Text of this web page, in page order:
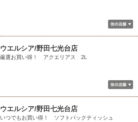
ウエルシア/野田七光台店
厳選お買い得！ アクエリアス 2L
ウエルシア/野田七光台店
いつでもお買い得！ ソフトパックティッシュ